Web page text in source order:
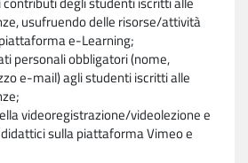
usufruendo delle risorse/attività
e-Learning;
personali obbligatori (nome,
e-mail) agli studenti iscritti alle
videoregistrazione/videolezione e
sulla piattaforma Vimeo e